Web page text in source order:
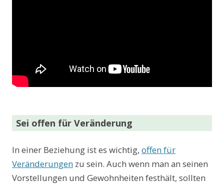
Sei offen für Veränderung
In einer Beziehung ist es wichtig, offen für
Veränderungen zu sein. Auch wenn man an seinen
Vorstellungen und Gewohnheiten festhält, sollten